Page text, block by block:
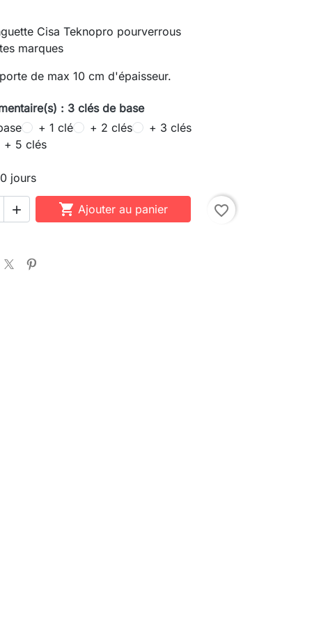
Cisa Teknopro pourverrous
marques
de max 10 cm d'épaisseur.
: 3 clés de base
+ 1 clé + 2 clés
+ 3 clés
+ 5 clés
jours
  Ajouter au panier favorite_border